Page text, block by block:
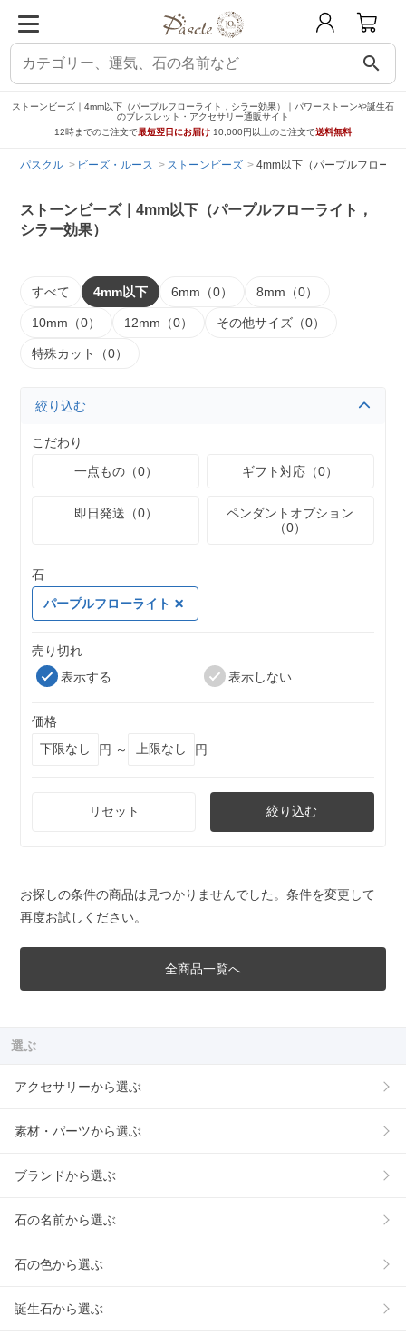
search
ストーンビーズ｜4mm以下（パープルフローライト，シラー効果）｜パワーストーンや誕生石
のブレスレット・アクセサリー通販サイト
12時までのご注文で最短翌日にお届け 10,000円以上のご注文で送料無料
パスクル ビーズ・ルース ストーンビーズ 4mm以下（パープルフローラ
ストーンビーズ｜4mm以下（パープルフローライト，
シラー効果）
すべて 4mm以下 6mm（0） 8mm（0）
10mm（0） 12mm（0） その他サイズ（0）
特殊カット（0）
絞り込む
こだわり
一点もの（0）
ギフト対応（0）
即日発送（0）
ペンダントオプション
（0）
石
パープルフローライト
売り切れ
表示する
表示しない
価格
円 ～
円
リセット 絞り込む
お探しの条件の商品は見つかりませんでした。条件を変更して
再度お試しください。
全商品一覧へ
選ぶ
アクセサリーから選ぶ
素材・パーツから選ぶ
ブランドから選ぶ
石の名前から選ぶ
石の色から選ぶ
誕生石から選ぶ